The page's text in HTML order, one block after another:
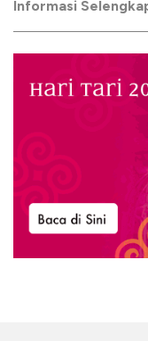
Informasi